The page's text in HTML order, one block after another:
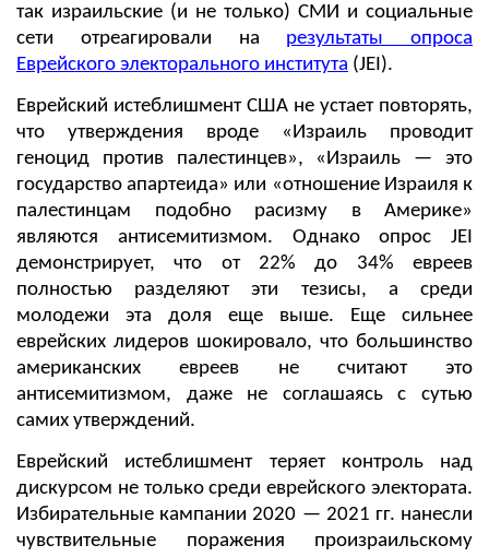
так израильские (и не только) СМИ и социальные
сети отреагировали на результаты опроса
Еврейского электорального института (JEI).
Еврейский истеблишмент США не устает повторять,
что утверждения вроде «Израиль проводит
геноцид против палестинцев», «Израиль — это
государство апартеида» или «отношение Израиля к
палестинцам подобно расизму в Америке»
являются антисемитизмом. Однако опрос JEI
демонстрирует, что от 22% до 34% евреев
полностью разделяют эти тезисы, а среди
молодежи эта доля еще выше. Еще сильнее
еврейских лидеров шокировало, что большинство
американских евреев не считают это
антисемитизмом, даже не соглашаясь с сутью
самих утверждений.
Еврейский истеблишмент теряет контроль над
дискурсом не только среди еврейского электората.
Избирательные кампании 2020 — 2021 гг. нанесли
чувствительные поражения произраильскому